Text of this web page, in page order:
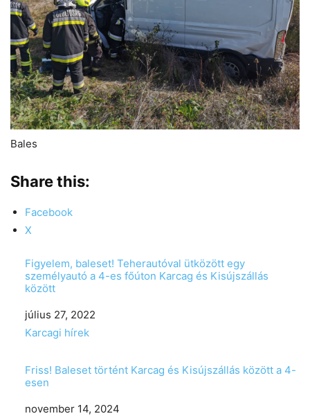
Bales
Share this:
Facebook
X
Figyelem, baleset! Teherautóval ütközött egy
személyautó a 4-es főúton Karcag és Kisújszállás
között
Date
július 27, 2022
In relation to
Karcagi hírek
Friss! Baleset történt Karcag és Kisújszállás között a 4-
esen
Date
november 14, 2024